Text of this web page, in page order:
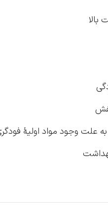
علت وجود مواد اولیۀ